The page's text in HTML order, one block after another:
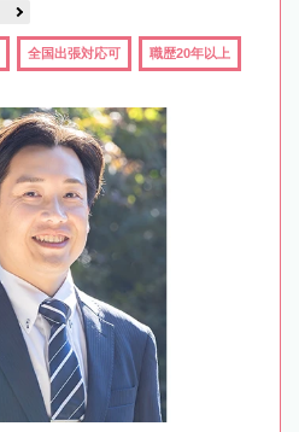
全国出張対応可 職歴20年以上